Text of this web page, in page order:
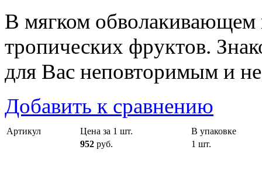
В мягком обволакивающем
тропических фруктов.
для Вас неповторимым и
Добавить к сравнению
Артикул Цена за 1 шт.
В упаковке
952 руб. 1 шт.